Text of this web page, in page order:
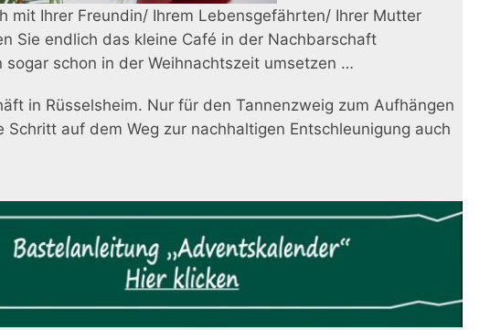
mit Ihrer Freundin/ Ihrem Lebensgefährten/ Ihrer Mutter
Sie endlich das kleine Café in der Nachbarschaft
schon in der Weihnachtszeit umsetzen …
in Rüsselsheim. Nur für den Tannenzweig zum Aufhängen
auf dem Weg zur nachhaltigen Entschleunigung auch